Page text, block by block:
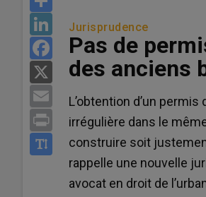
LinkedIn
Facebook
Email
Print
Jurisprudence
Pas de
des anciens
L’obtention d’un
irrégulière dans le
construire soit
rappelle une nouvelle
avocat en droit de